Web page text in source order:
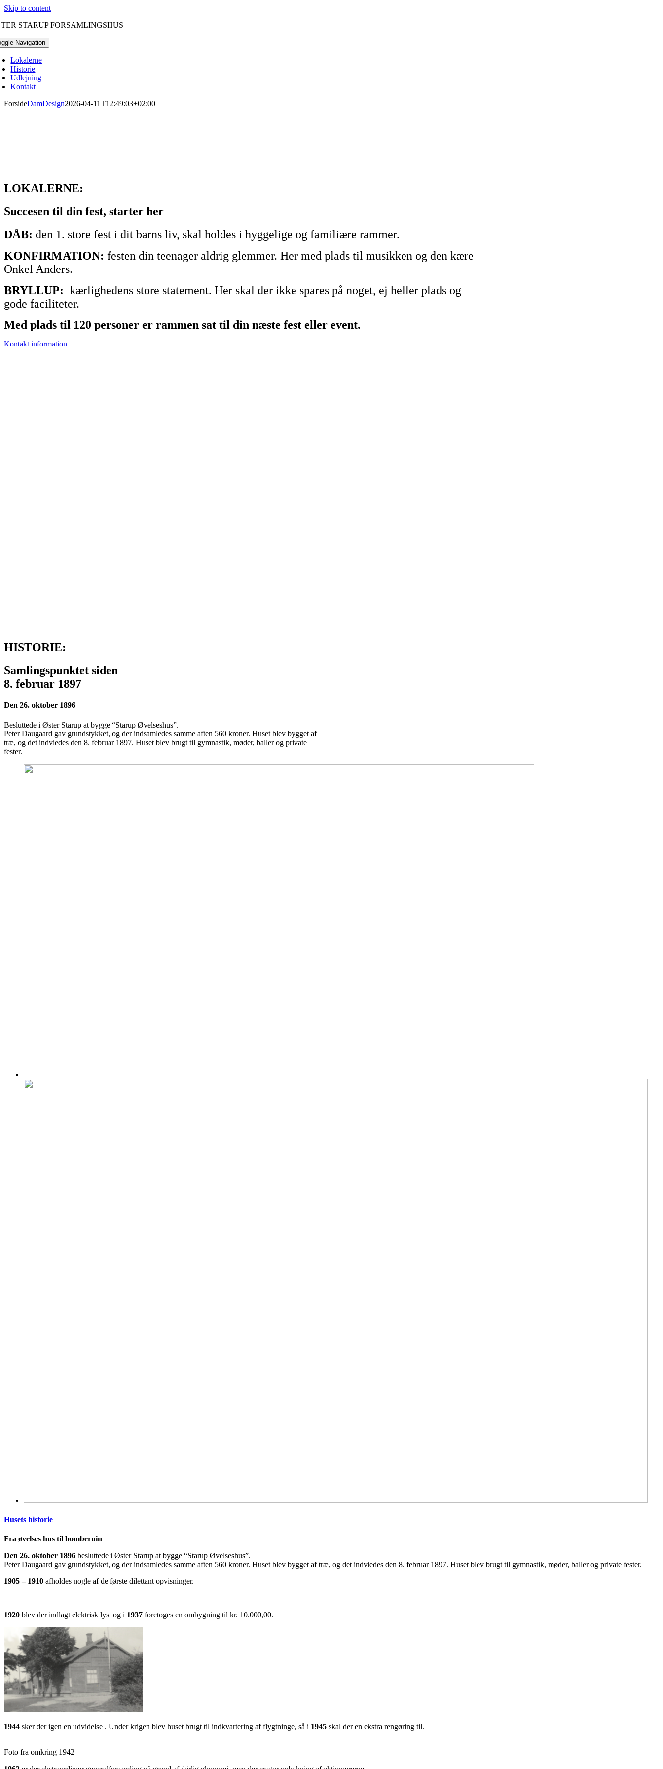
Skip to content
STARUP FORSAMLINGSHUS
Navigation
Lokalerne
Historie
Udlejning
Kontakt
ForsideDamDesign2026-04-11T12:49:03+02:00
LOKALERNE:
Succesen til din fest, starter her
DÅB: den 1. store fest i dit barns liv, skal holdes i hyggelige og familiære rammer.
KONFIRMATION: festen din teenager aldrig glemmer. Her med plads til musikken og den kære
Onkel Anders.
BRYLLUP: kærlighedens store statement. Her skal der ikke spares på noget, ej heller plads og
gode faciliteter.
Med plads til 120 personer er rammen sat til din næste fest eller event.
Kontakt information
HISTORIE:
Samlingspunktet siden
8. februar 1897
Den 26. oktober 1896
Besluttede i Øster Starup at bygge “Starup Øvelseshus”.
Peter Daugaard gav grundstykket, og der indsamledes samme aften 560 kroner. Huset blev bygget af
træ, og det indviedes den 8. februar 1897. Huset blev brugt til gymnastik, møder, baller og private
fester.
Husets historie
Fra øvelses hus til bomberuin
Den 26. oktober 1896 besluttede i Øster Starup at bygge “Starup Øvelseshus”.
Peter Daugaard gav grundstykket, og der indsamledes samme aften 560 kroner. Huset blev bygget af træ, og det indviedes den 8. februar 1897. Huset blev brugt til gymnastik, møder, baller og private fester.
1905 – 1910 afholdes nogle af de første dilettant opvisninger.
1920 blev der indlagt elektrisk lys, og i 1937 foretoges en ombygning til kr. 10.000,00.
1944 sker der igen en udvidelse . Under krigen blev huset brugt til indkvartering af flygtninge, så i 1945 skal der en ekstra rengøring til.
Foto fra omkring 1942